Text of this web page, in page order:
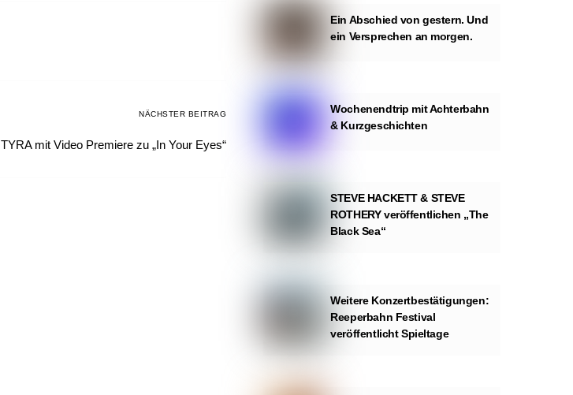
NÄCHSTER BEITRAG
TYRA mit Video Premiere zu „In Your Eyes“
Ein Abschied von gestern. Und
ein Versprechen an morgen.
Wochenendtrip mit Achterbahn
& Kurzgeschichten
STEVE HACKETT & STEVE
ROTHERY veröffentlichen „The
Black Sea“
Weitere Konzertbestätigungen:
Reeperbahn Festival
veröffentlicht Spieltage